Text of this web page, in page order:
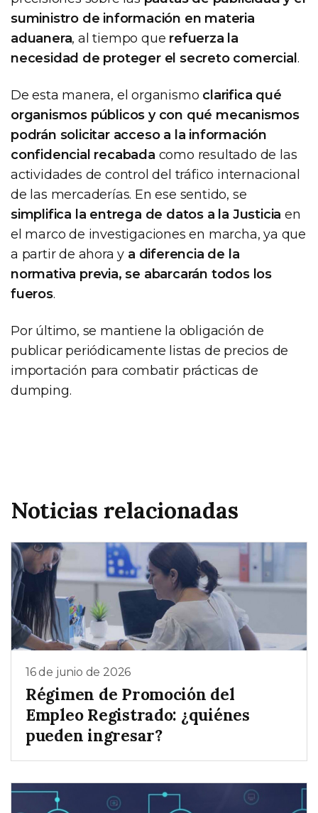
suministro de información en materia
aduanera, al tiempo que refuerza la
necesidad de proteger el secreto comercial .
De esta manera, el organismo clarifica qué
organismos públicos y con qué mecanismos
podrán solicitar acceso a la información
confidencial recabada como resultado de las
actividades de control del tráfico internacional
de las mercaderías. En ese sentido, se
simplifica la entrega de datos a la Justicia en
el marco de investigaciones en marcha, ya que
a partir de ahora y a diferencia de la
normativa previa, se abarcarán todos los
fueros.
Por último, se mantiene la obligación de
publicar periódicamente listas de precios de
importación para combatir prácticas de
dumping.
Noticias relacionadas
16 de junio de 2026
Régimen de Promoción del
Empleo Registrado: ¿quiénes
pueden ingresar?